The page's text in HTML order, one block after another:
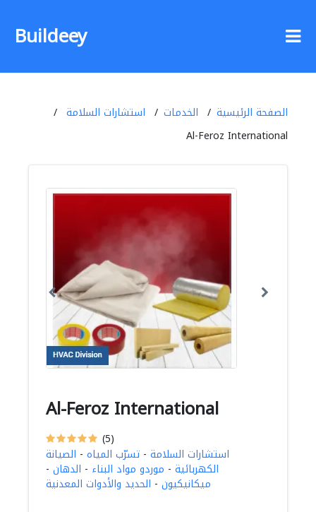
Buildeey
الصفحة الرئيسية الخدمات
استشارات السلامة
Al-Feroz International
Al-Feroz International
(5)
استشارات السلامة - تسرّب المياه - الصيانة
الكهربائية - موردو مواد البناء - الدهان -
ميكانيكيون - الحديد والأدوات المعدنية